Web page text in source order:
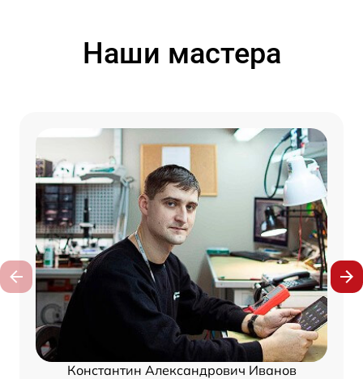
Наши мастера
Константин Александрович Иванов